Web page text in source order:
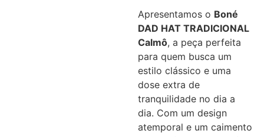
Apresentamos o Boné
DAD HAT TRADICIONAL
Calmô, a peça perfeita
para quem busca um
estilo clássico e uma
dose extra de
tranquilidade no dia a
dia. Com um design
atemporal e um caimento